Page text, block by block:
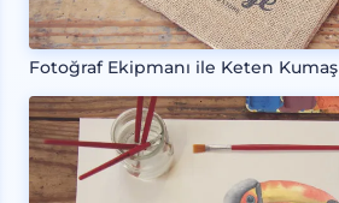
Fotoğraf Ekipmanı ile Keten Kumaş